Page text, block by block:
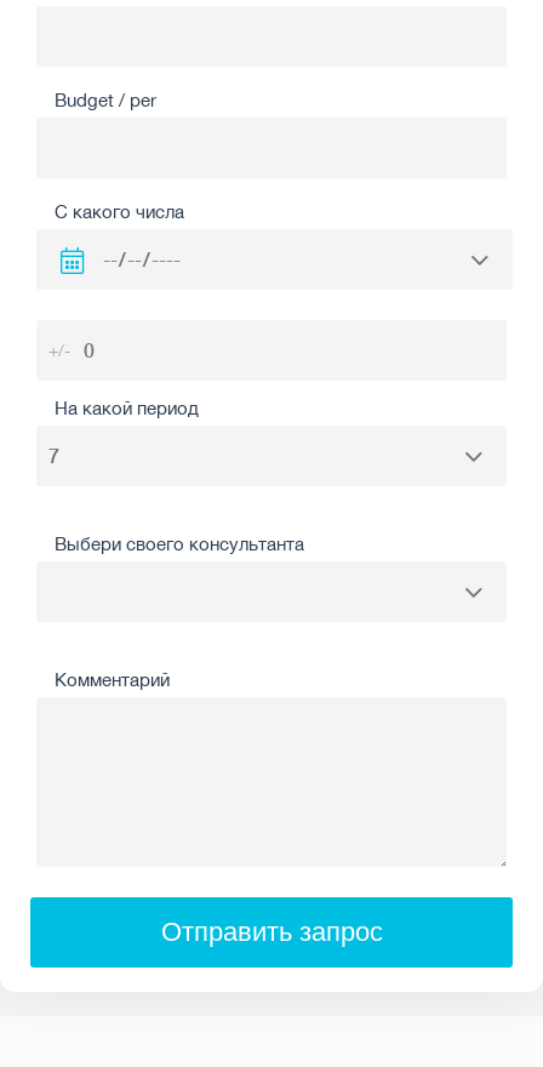
Budget / per
С какого числа
+/-
На какой период
Выбери своего консультанта
Комментарий
Отправить запрос